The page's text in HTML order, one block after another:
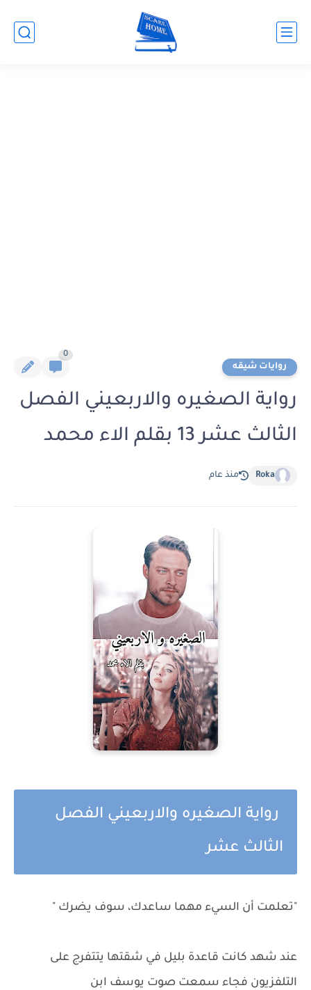
روايات شيقه
0
رواية الصغيره والاربعيني الفصل
الثالث عشر 13 بقلم الاء محمد
Roka منذ عام
رواية الصغيره والاربعيني الفصل
الثالث عشر
"تعلمت أن السيء مهما ساعدك، سوف يضرك "
عند شهد كانت قاعدة بليل في شقتها يتتفرج على
التلفزيون فجاء سمعت صوت يوسف ابن